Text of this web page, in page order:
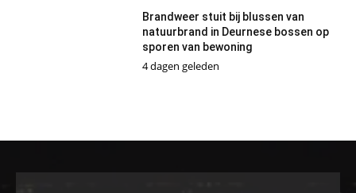
Brandweer stuit bij blussen van
natuurbrand in Deurnese bossen op
sporen van bewoning
4 dagen geleden